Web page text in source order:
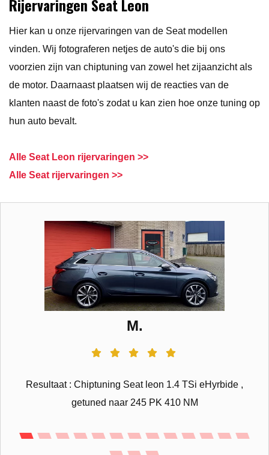
Rijervaringen Seat Leon
Hier kan u onze rijervaringen van de Seat modellen
vinden. Wij fotograferen netjes de auto's die bij ons
voorzien zijn van chiptuning van zowel het zijaanzicht als
de motor. Daarnaast plaatsen wij de reacties van de
klanten naast de foto's zodat u kan zien hoe onze tuning op
hun auto bevalt.
Alle Seat Leon rijervaringen >>
Alle Seat rijervaringen >>
M.
Resultaat : Chiptuning Seat leon 1.4 TSi eHyrbide ,
getuned naar 245 PK 410 NM